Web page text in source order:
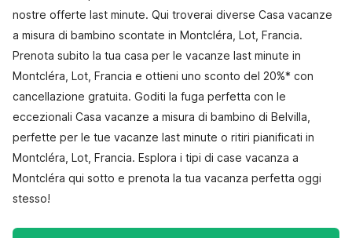
nostre offerte last minute. Qui troverai diverse Casa vacanze
a misura di bambino scontate in Montcléra, Lot, Francia.
Prenota subito la tua casa per le vacanze last minute in
Montcléra, Lot, Francia e ottieni uno sconto del 20%* con
cancellazione gratuita. Goditi la fuga perfetta con le
eccezionali Casa vacanze a misura di bambino di Belvilla,
perfette per le tue vacanze last minute o ritiri pianificati in
Montcléra, Lot, Francia. Esplora i tipi di case vacanza a
Montcléra qui sotto e prenota la tua vacanza perfetta oggi
stesso!